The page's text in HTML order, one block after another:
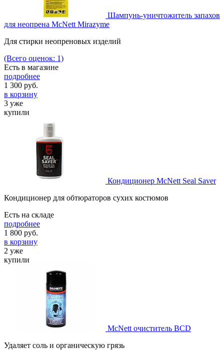
Шампунь-уничтожитель запахов
для неопрена McNett Mirazyme
Для стирки неопреновых изделий
(Всего оценок: 1)
Есть в магазине
подробнее
1 300 руб.
в корзину
3 уже
купили
Кондиционер McNett Seal Saver
Кондиционер для обтюраторов сухих костюмов
Есть на складе
подробнее
1 800 руб.
в корзину
2 уже
купили
McNett очиститель BCD
Удаляет соль и органическую грязь